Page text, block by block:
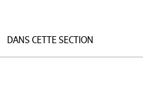
DANS CETTE SECTION